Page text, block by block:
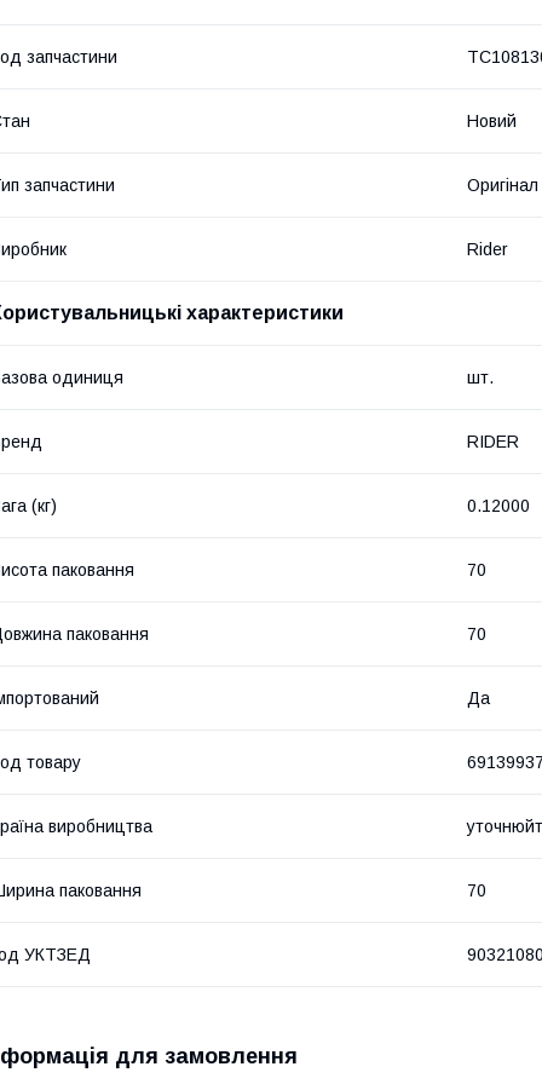
запчастини
Новий
запчастини Оригінал
Rider
характеристики
одиниця шт.
RIDER
(кг) 0.12000
паковання 70
паковання 70
Да
товару
виробництва
паковання 70
УКТЗЕД
для замовлення